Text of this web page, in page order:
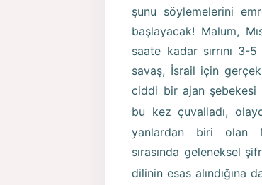
şunu söylemelerini
başlayacak! Malum,
saate kadar sırrını 3-
savaş, İsrail için
ciddi bir ajan şebekesi
bu kez çuvalladı,
yanlardan biri olan
sırasında geleneksel
dilinin esas alındığına